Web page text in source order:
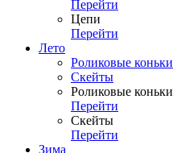
Перейти
Цепи
Перейти
Лето
Роликовые коньки
Скейты
Роликовые коньки
Перейти
Скейты
Перейти
Зима